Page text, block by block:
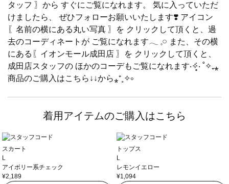
タッフ 〗から すぐにご覧になれます。 気に入っていただ
けましたら、 ぜひフォローお願いいたします❣️ アイコン
〖名前の横にある丸い写真 〗を クリックして頂くと、過
去のコーディネートが ご覧になれます𓂃 𓈒𓏸 また、その横
にある〖イオンモール成田店 〗を クリックして頂くと、
成田店スタッフの ほかのコーデもご覧になれます‧✧̣̥̇‧ ˚✧₊⁎
商品のご購入はこちら↓↓から⁎⁺˳✧༚
着用アイテムのご購入はこちら
スカート
L
アイボリー系チェック
¥2,189
トップス
L
レモンイエロー
¥1,094